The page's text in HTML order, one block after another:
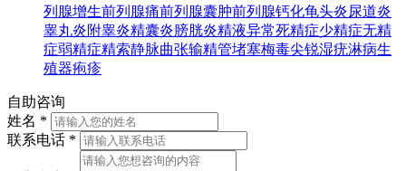
列腺增生前列腺痛前列腺囊肿前列腺钙化龟头炎尿道炎
睾丸炎附睾炎精囊炎膀胱炎精液异常死精症少精症无精
症弱精症精索静脉曲张输精管堵塞梅毒尖锐湿疣淋病生
殖器疱疹
自助咨询
姓名 *
联系电话 *